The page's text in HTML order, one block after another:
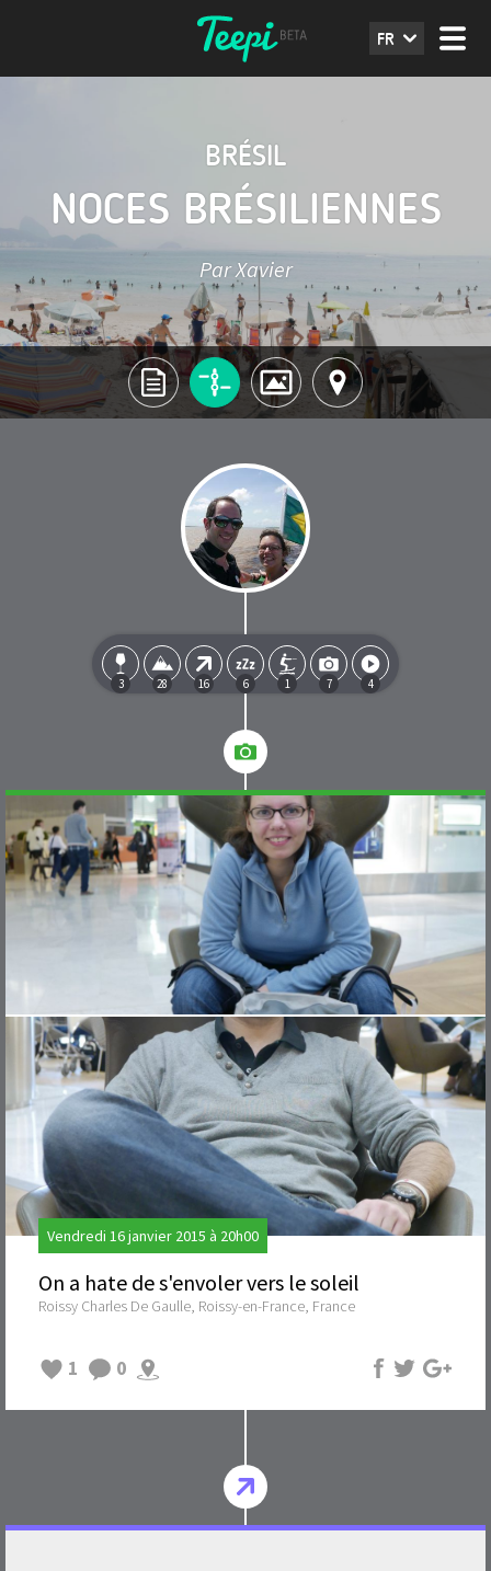
FR
BRÉSIL
NOCES BRÉSILIENNES
Par Xavier
3 28 16 6 1 7 4
Vendredi 16 janvier 2015 à 20h00
On a hate de s'envoler vers le soleil
Roissy Charles De Gaulle, Roissy-en-France, France
1 0